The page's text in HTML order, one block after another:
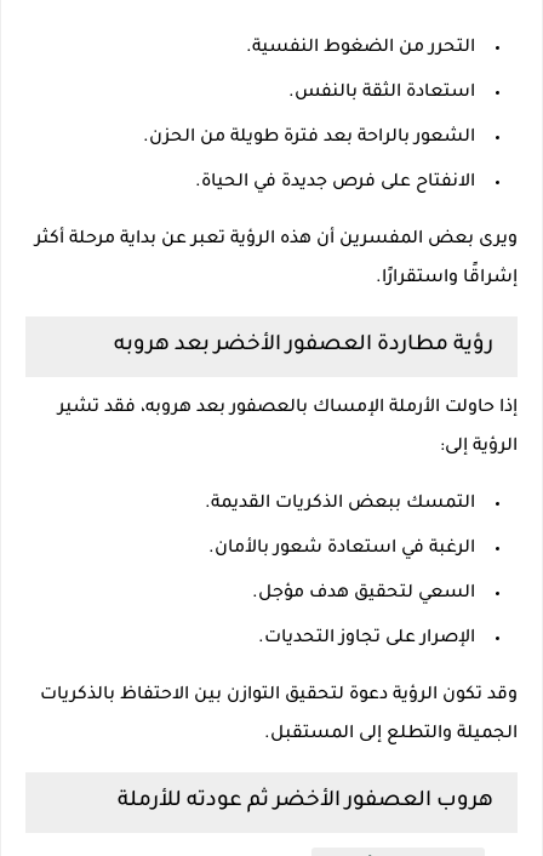
التحرر من الضغوط النفسية.
استعادة الثقة بالنفس.
الشعور بالراحة بعد فترة طويلة من الحزن.
الانفتاح على فرص جديدة في الحياة.
ويرى بعض المفسرين أن هذه الرؤية تعبر عن بداية مرحلة أكثر
إشراقًا واستقرارًا.
رؤية مطاردة العصفور الأخضر بعد هروبه
إذا حاولت الأرملة الإمساك بالعصفور بعد هروبه، فقد تشير
الرؤية إلى:
التمسك ببعض الذكريات القديمة.
الرغبة في استعادة شعور بالأمان.
السعي لتحقيق هدف مؤجل.
الإصرار على تجاوز التحديات.
وقد تكون الرؤية دعوة لتحقيق التوازن بين الاحتفاظ بالذكريات
الجميلة والتطلع إلى المستقبل.
هروب العصفور الأخضر ثم عودته للأرملة